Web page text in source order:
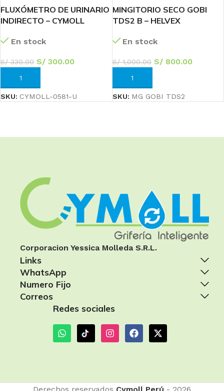
FLUXÓMETRO DE URINARIO
INDIRECTO – CYMOLL
En stock
S/330.00 S/ 300.00
AÑADIR AL CARRITO
SKU: CYMOLL-0581-U
MINGITORIO SECO GOBI
TDS2 B – HELVEX
En stock
S/1,000.00 S/800.00
AÑADIR AL CARRITO
SKU: MG GOBI TDS2
Corporacion Yessica Molleda S.R.L.
Links
WhatsApp
Numero Fijo
Correos
Redes sociales